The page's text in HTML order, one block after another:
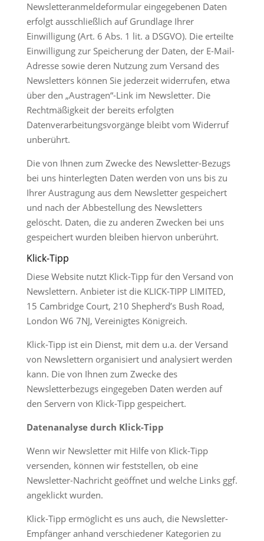
Newsletteranmeldeformular eingegebenen Daten
erfolgt ausschließlich auf Grundlage Ihrer
Einwilligung (Art. 6 Abs. 1 lit. a DSGVO). Die erteilte
Einwilligung zur Speicherung der Daten, der E-Mail-
Adresse sowie deren Nutzung zum Versand des
Newsletters können Sie jederzeit widerrufen, etwa
über den „Austragen“-Link im Newsletter. Die
Rechtmäßigkeit der bereits erfolgten
Datenverarbeitungsvorgänge bleibt vom Widerruf
unberührt.
Die von Ihnen zum Zwecke des Newsletter-Bezugs
bei uns hinterlegten Daten werden von uns bis zu
Ihrer Austragung aus dem Newsletter gespeichert
und nach der Abbestellung des Newsletters
gelöscht. Daten, die zu anderen Zwecken bei uns
gespeichert wurden bleiben hiervon unberührt.
Klick-Tipp
Diese Website nutzt Klick-Tipp für den Versand von
Newslettern. Anbieter ist die KLICK-TIPP LIMITED,
15 Cambridge Court, 210 Shepherd’s Bush Road,
London W6 7NJ, Vereinigtes Königreich.
Klick-Tipp ist ein Dienst, mit dem u.a. der Versand
von Newslettern organisiert und analysiert werden
kann. Die von Ihnen zum Zwecke des
Newsletterbezugs eingegeben Daten werden auf
den Servern von Klick-Tipp gespeichert.
Datenanalyse durch Klick-Tipp
Wenn wir Newsletter mit Hilfe von Klick-Tipp
versenden, können wir feststellen, ob eine
Newsletter-Nachricht geöffnet und welche Links ggf.
angeklickt wurden.
Klick-Tipp ermöglicht es uns auch, die Newsletter-
Empfänger anhand verschiedener Kategorien zu